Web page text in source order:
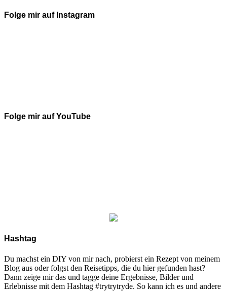
Folge mir auf Instagram
Folge mir auf YouTube
Hashtag
Du machst ein DIY von mir nach, probierst ein Rezept von meinem
Blog aus oder folgst den Reisetipps, die du hier gefunden hast?
Dann zeige mir das und tagge deine Ergebnisse, Bilder und
Erlebnisse mit dem Hashtag #trytrytryde. So kann ich es und andere